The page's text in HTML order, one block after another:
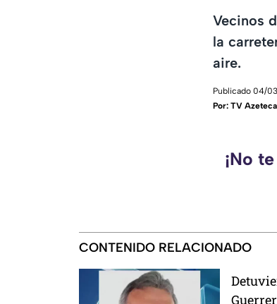
Vecinos
la
aire.
Publicado 04/
Por: TV
¡No
CONTENIDO RELACIONADO